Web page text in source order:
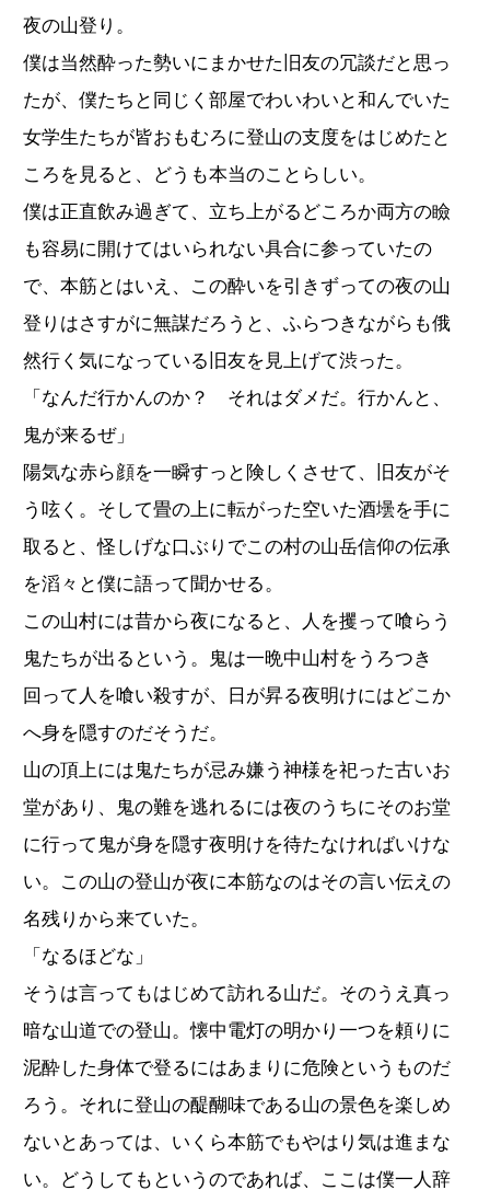
夜の山登り。
僕は当然酔った勢いにまかせた旧友の冗談だと思っ
たが、僕たちと同じく部屋でわいわいと和んでいた
女学生たちが皆おもむろに登山の支度をはじめたと
ころを見ると、どうも本当のことらしい。
僕は正直飲み過ぎて、立ち上がるどころか両方の瞼
も容易に開けてはいられない具合に参っていたの
で、本筋とはいえ、この酔いを引きずっての夜の山
登りはさすがに無謀だろうと、ふらつきながらも俄
然行く気になっている旧友を見上げて渋った。
「なんだ行かんのか？ それはダメだ。行かんと、
鬼が来るぜ」
陽気な赤ら顔を一瞬すっと険しくさせて、旧友がそ
う呟く。そして畳の上に転がった空いた酒壜を手に
取ると、怪しげな口ぶりでこの村の山岳信仰の伝承
を滔々と僕に語って聞かせる。
この山村には昔から夜になると、人を攫って喰らう
鬼たちが出るという。鬼は一晩中山村をうろつき
回って人を喰い殺すが、日が昇る夜明けにはどこか
へ身を隠すのだそうだ。
山の頂上には鬼たちが忌み嫌う神様を祀った古いお
堂があり、鬼の難を逃れるには夜のうちにそのお堂
に行って鬼が身を隠す夜明けを待たなければいけな
い。この山の登山が夜に本筋なのはその言い伝えの
名残りから来ていた。
「なるほどな」
そうは言ってもはじめて訪れる山だ。そのうえ真っ
暗な山道での登山。懐中電灯の明かり一つを頼りに
泥酔した身体で登るにはあまりに危険というものだ
ろう。それに登山の醍醐味である山の景色を楽しめ
ないとあっては、いくら本筋でもやはり気は進まな
い。どうしてもというのであれば、ここは僕一人辞